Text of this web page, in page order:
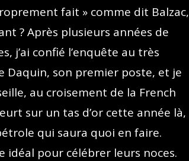
fait » comme dit Balzac,
? Après plusieurs années de
j’ai confié l’enquête au très
Daquin, son premier poste, et je
au croisement de la French
sur un tas d’or cette année là,
qui saura quoi en faire.
idéal pour célébrer leurs noces.